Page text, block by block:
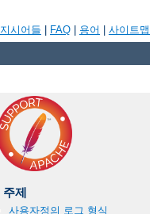
지시어들 FAQ 용어 사이트맵
주제
사용자정의 로그 형식